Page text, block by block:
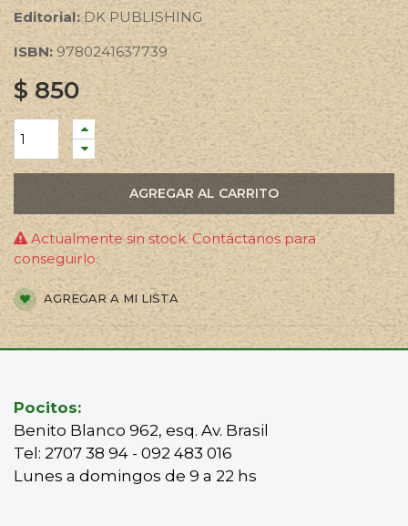
Editorial:DK PUBLISHING
ISBN: 9780241637739
$850
AGREGAR AL CARRITO
Actualmente sin stock. Contáctanos para
conseguirlo.
AGREGAR A MI LISTA
Pocitos:
Benito Blanco 962, esq. Av. Brasil
Tel: 2707 38 94 - 092 483 016
Lunes a domingos de 9 a 22 hs